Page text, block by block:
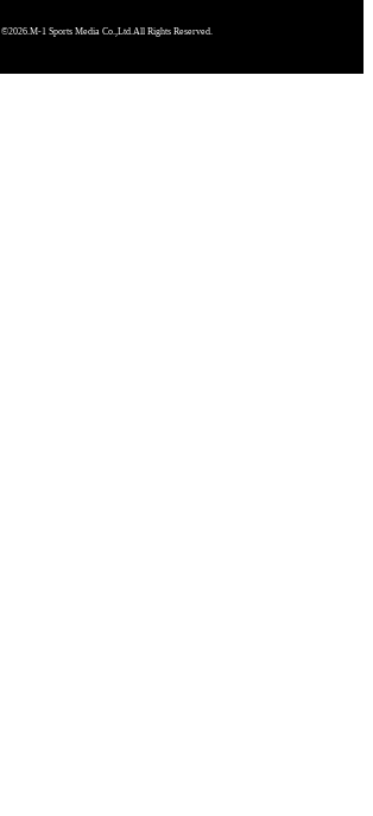
©2026.M-1 Sports Media Co.,Ltd.All Rights Reserved.